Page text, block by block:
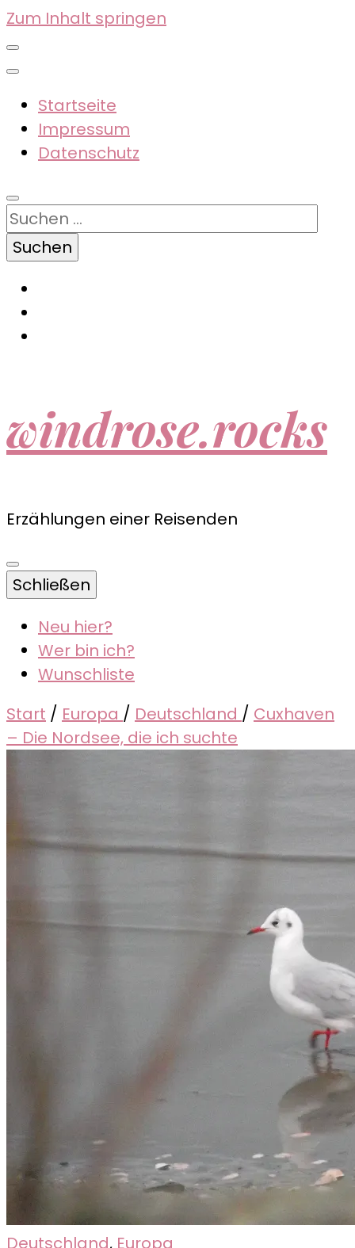
Zum Inhalt springen
Startseite
Impressum
Datenschutz
Suchen
nach:
windrose.rocks
Erzählungen einer Reisenden
Schließen
Neu hier?
Wer bin ich?
Wunschliste
Start / Europa / Deutschland / Cuxhaven
– Die Nordsee, die ich suchte
Deutschland, Europa